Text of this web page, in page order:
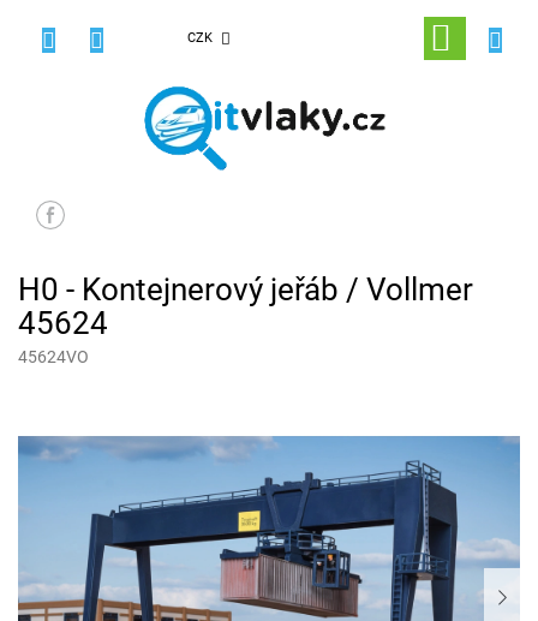
CZK
NÁKUPNÍ
KOŠÍK
H0 - Kontejnerový jeřáb / Vollmer
45624
45624VO